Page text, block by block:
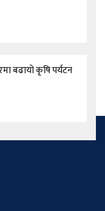
बढायो कृषि पर्यटन